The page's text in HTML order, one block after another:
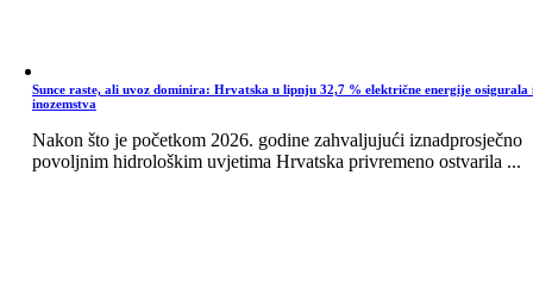
Sunce raste, ali uvoz dominira: Hrvatska u lipnju 32,7 % električne energije osigurala
inozemstva
Nakon što je početkom 2026. godine zahvaljujući iznadprosječno
povoljnim hidrološkim uvjetima Hrvatska privremeno ostvarila ...